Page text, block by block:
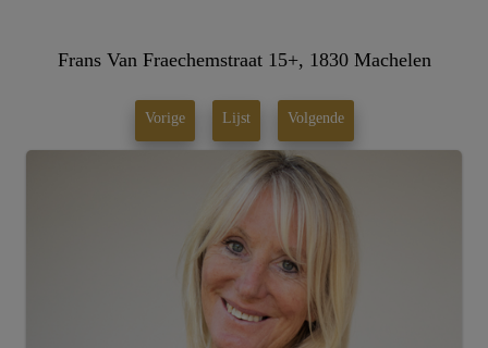
Frans Van Fraechemstraat 15+, 1830 Machelen
Vorige Lijst Volgende